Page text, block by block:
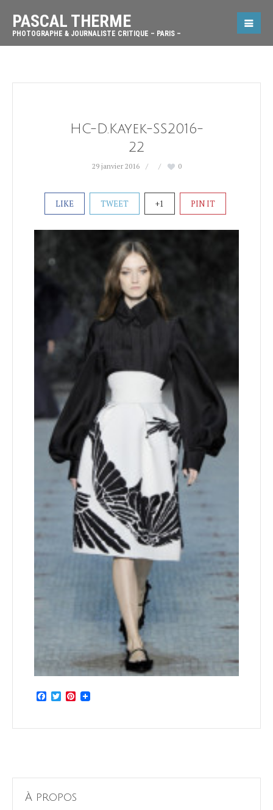
PASCAL THERME
PHOTOGRAPHE & JOURNALISTE CRITIQUE – PARIS –
HC-D.Kayek-SS2016-
22
29 janvier 2016 0
LIKE TWEET +1 PIN IT
Facebook
TwitterPinterest
À propos